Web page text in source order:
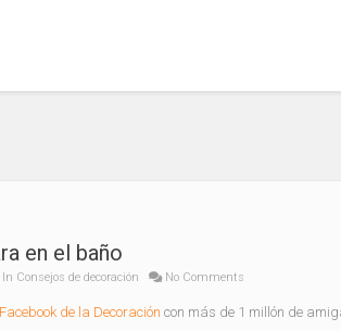
en el baño
In Consejos de decoración No Comments
Facebook de la Decoración con más de 1 millón de